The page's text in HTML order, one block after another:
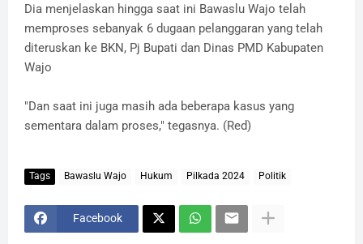
Dia menjelaskan hingga saat ini Bawaslu Wajo telah
memproses sebanyak 6 dugaan pelanggaran yang telah
diteruskan ke BKN, Pj Bupati dan Dinas PMD Kabupaten
Wajo
"Dan saat ini juga masih ada beberapa kasus yang
sementara dalam proses," tegasnya. (Red)
Tags Bawaslu Wajo Hukum Pilkada 2024 Politik
Facebook